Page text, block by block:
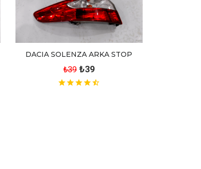
DACIA SOLENZA ARKA STOP
₺39 ₺39